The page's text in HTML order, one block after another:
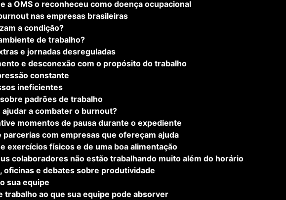
a OMS o reconheceu como doença ocupacional
nas empresas brasileiras
a condição?
de trabalho?
e jornadas desreguladas
e desconexão com o propósito do trabalho
constante
ineficientes
padrões de trabalho
a combater o burnout?
momentos de pausa durante o expediente
parcerias com empresas que ofereçam ajuda
exercícios físicos e de uma boa alimentação
colaboradores não estão trabalhando muito além do horário
oficinas e debates sobre produtividade
sua equipe
trabalho ao que sua equipe pode absorver